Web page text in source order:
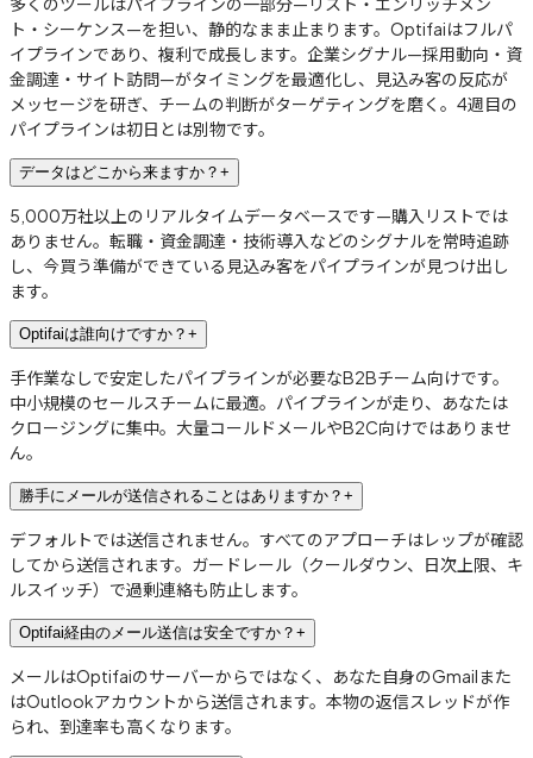
ト・シーケンス—を担い、静的なまま止まります。Optifaiはフルパ
イプラインであり、複利で成長します。企業シグナル—採用動向・資
金調達・サイト訪問—がタイミングを最適化し、見込み客の反応が
メッセージを研ぎ、チームの判断がターゲティングを磨く。4週目の
パイプラインは初日とは別物です。
データはどこから来ますか？ +
5,000万社以上のリアルタイムデータベースです—購入リストでは
ありません。転職・資金調達・技術導入などのシグナルを常時追跡
し、今買う準備ができている見込み客をパイプラインが見つけ出し
ます。
Optifaiは誰向けですか？ +
手作業なしで安定したパイプラインが必要なB2Bチーム向けです。
中小規模のセールスチームに最適。パイプラインが走り、あなたは
クロージングに集中。大量コールドメールやB2C向けではありませ
ん。
勝手にメールが送信されることはありますか？ +
デフォルトでは送信されません。すべてのアプローチはレップが確認
してから送信されます。ガードレール（クールダウン、日次上限、キ
ルスイッチ）で過剰連絡も防止します。
Optifai経由のメール送信は安全ですか？ +
メールはOptifaiのサーバーからではなく、あなた自身のGmailまた
はOutlookアカウントから送信されます。本物の返信スレッドが作
られ、到達率も高くなります。